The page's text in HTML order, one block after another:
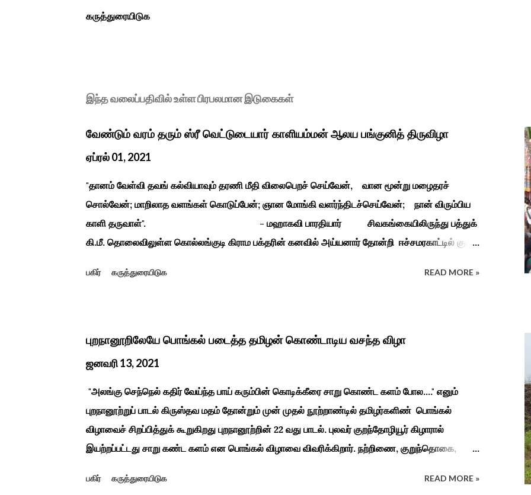
கருத்துரையிடுக
இந்த வலைப்பதிவில் உள்ள பிரபலமான இடுகைகள்
வேண்டும் வரம் தரும் ஸ்ரீ வெட்டுடையார் காளியம்மன் ஆலய பங்குனித் திருவிழா
ஏப்ரல் 01, 2021
"தானம் வேள்வி தவங் கல்வியாவும் தரணி மீதி விலைபெறச் செய்வேன், வான மூன்று மழைதரச்
சொல்வேன்; மாறிலாத வளங்கள் கொடுப்பேன்; ஞான மோங்கி வளர்ந்திடச்செய்வேன்; நான் விரும்பிய
காளி தருவாள்". - மஹாகவி பாரதியார் சிவகங்கையிலிருந்து பத்துக்
கி.மீ. தொலைவிலுள்ள கொல்லங்குடி கிராம பக்தரின் கனவில் அய்யனார் தோன்றி ஈச்சமரகாட்டில் குடி
சிலை தென்படவே அந்த அய்யனார் சிலையை எடுத்தனர் அது வெட்டி எடுத்த அய்யனார்
காளையார் கோவிலில் இரண்டாம் மனைவி கௌரி நாச்சியாருடன் கொல்லபட்டார். அவரது முதல்
மனைவி வேலுநாச்சியார...
பகிர் கருத்துரையிடுக READ MORE »
புறநானூறிலேயே பொங்கல் படைத்த தமிழன் கொண்டாடிய வசந்த விழா
ஜனவரி 13, 2021
"அலங்கு செந்நெல் கதிர் வேய்ந்த பாய் கரும்பின் கொடிக்கீரை சாறு கொண்ட களம் போல...." எனும்
புறநானூற்றுப் பாடல் கிருஸ்தவ மதம் தோன்றும் முன் முதல் நூற்றாண்டில் தமிழர்களிண் பொங்கல்
விழாவைச் சிறப்பித்துக் கூறுகிறது புறநானூற்றின் 22 வது பாடல். புலவர் குறந்தோழியூர் கிழாரால்
இயற்றப்பட்டது சாறு கண்ட களம் என பொங்கல் விழாவை விவரிக்கிறார். நற்றிணை, குறுந்தொகை,
பாடல்கள் மூலம் பொங்கலை பழந்தமிழர் கொண்டாடிய வாழ்வினைப் பாங்காய் பதிவு செய்துள்ளார். சங்க
பகிர் கருத்துரையிடுக READ MORE »